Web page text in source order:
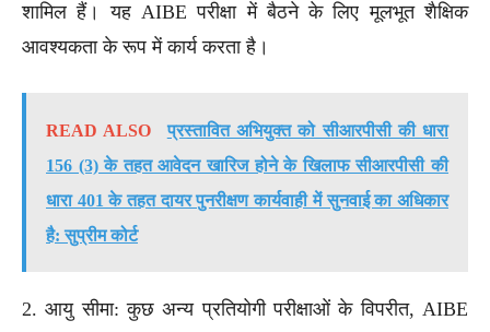
शामिल हैं। यह AIBE परीक्षा में बैठने के लिए मूलभूत शैक्षिक
आवश्यकता के रूप में कार्य करता है।
READ ALSO
प्रस्तावित अभियुक्त को सीआरपीसी की धारा
156 (3) के तहत आवेदन खारिज होने के खिलाफ सीआरपीसी की
धारा 401 के तहत दायर पुनरीक्षण कार्यवाही में सुनवाई का अधिकार
है: सुप्रीम कोर्ट
2. आयु सीमा: कुछ अन्य प्रतियोगी परीक्षाओं के विपरीत, AIBE